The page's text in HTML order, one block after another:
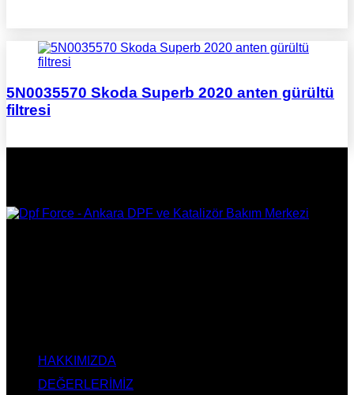
5N0035570 Skoda Superb 2020 anten gürültü
filtresi
HAKKIMIZDA
DEĞERLERİMİZ